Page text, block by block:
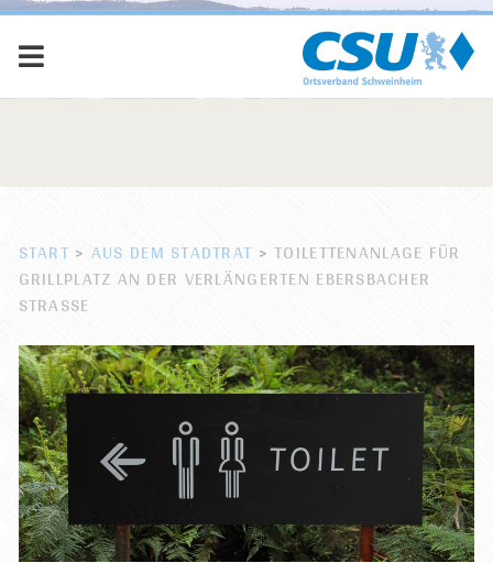
START > AUS DEM STADTRAT >TOILETTENANLAGE FÜR
GRILLPLATZ AN DER VERLÄNGERTEN EBERSBACHER
STRASSE